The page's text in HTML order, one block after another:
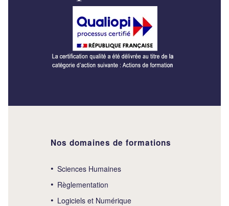
Nos domaines de formations
Sciences Humaines
Règlementation
Logiciels et Numérique